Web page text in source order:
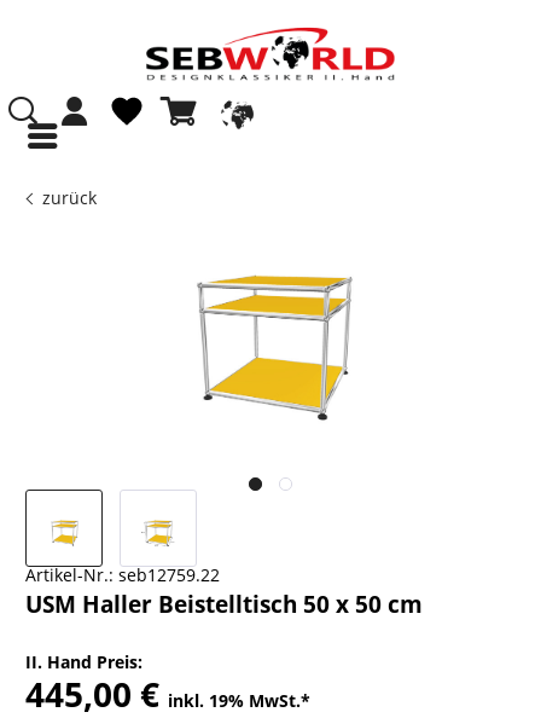
zurück
Artikel-Nr.: seb12759.22
USM Haller Beistelltisch 50 x 50 cm
II. Hand Preis:
445,00 € inkl. 19% MwSt.*